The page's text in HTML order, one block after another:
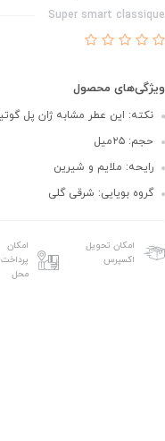
Super smart classique
ویژگی‌های محصول
نكته: اين عطر مشابه ژان پل
حجم: ٢٥ميل
رايحه: ملايم و شيرين
گروه بويايى: شرقى گلى
امکان تحویل
اکسپرس
امکان
پرداخت
محل